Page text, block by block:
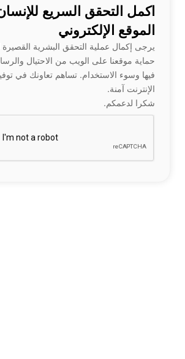
اكمل التحقق السريع
الموقع الإلكتروني
يرجى إكمال عملية التحقق البشرية
حماية موقعنا على الويب من الاحتيال
فيها وسوء الاستخدام. تساهم تعاونك في
الإنترنت آمنة.
شكرا لدعمكم.